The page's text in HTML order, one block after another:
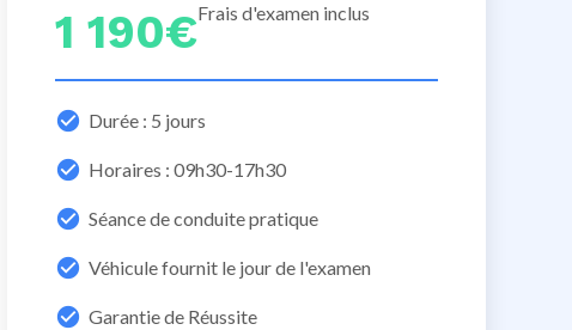
1 190€Frais d'examen inclus
Durée : 5 jours
Horaires : 09h30-17h30
Séance de conduite pratique
Véhicule fournit le jour de l'examen
Garantie de Réussite